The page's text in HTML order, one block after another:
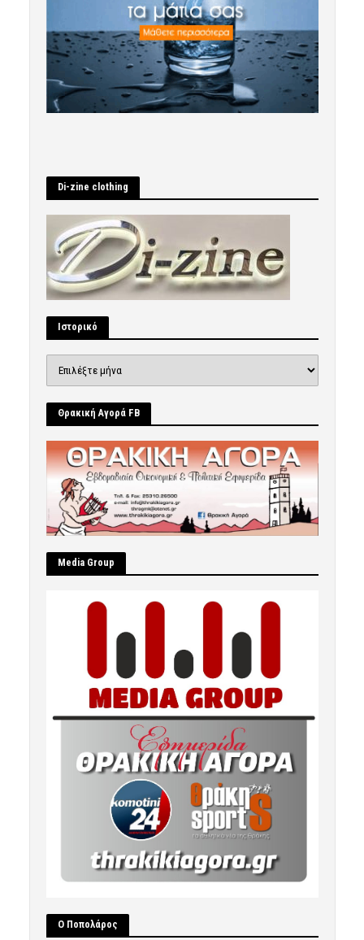
Di-zine clothing
Ιστορικό
Θρακική Αγορά FB
Μedia Group
Ο Ποπολάρος